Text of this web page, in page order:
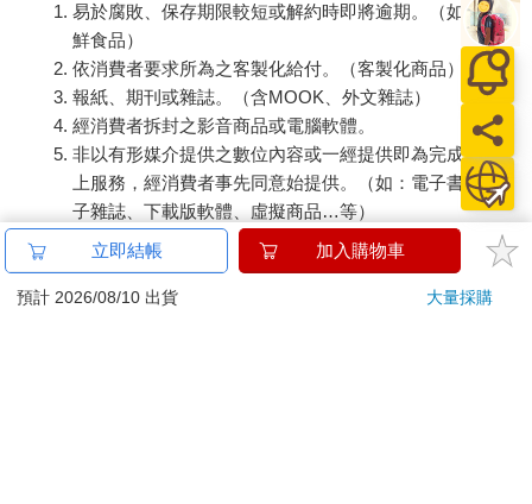
易於腐敗、保存期限較短或解約時即將逾期。（如：生
鮮食品）
依消費者要求所為之客製化給付。（客製化商品）
報紙、期刊或雜誌。（含MOOK、外文雜誌）
經消費者拆封之影音商品或電腦軟體。
非以有形媒介提供之數位內容或一經提供即為完成之線
上服務，經消費者事先同意始提供。（如：電子書、電
子雜誌、下載版軟體、虛擬商品…等）
已拆封之個人衛生用品。（如：內衣褲、刮鬍刀、除毛
刀…等）
若非上列種類商品，均享有到貨7天的猶豫期（含例假
立即結帳 加入購物車
預計 2026/08/10 出貨 大量採購